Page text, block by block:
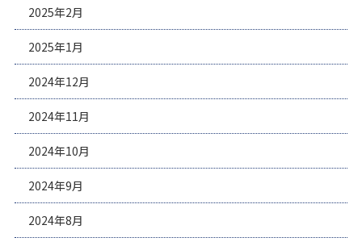
2025年2月
2025年1月
2024年12月
2024年11月
2024年10月
2024年9月
2024年8月